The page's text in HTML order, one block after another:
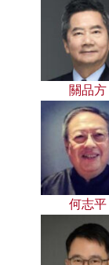
關品方
何志平